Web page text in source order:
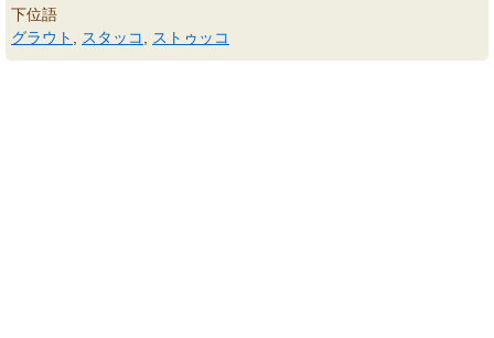
下位語
グラウト
スタッコ ストゥッコ